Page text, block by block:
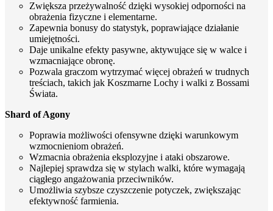
Zwiększa przeżywalność dzięki wysokiej odporności na
obrażenia fizyczne i elementarne.
Zapewnia bonusy do statystyk, poprawiające działanie
umiejętności.
Daje unikalne efekty pasywne, aktywujące się w walce i
wzmacniające obronę.
Pozwala graczom wytrzymać więcej obrażeń w trudnych
treściach, takich jak Koszmarne Lochy i walki z Bossami
Świata.
Shard of Agony
Poprawia możliwości ofensywne dzięki warunkowym
wzmocnieniom obrażeń.
Wzmacnia obrażenia eksplozyjne i ataki obszarowe.
Najlepiej sprawdza się w stylach walki, które wymagają
ciągłego angażowania przeciwników.
Umożliwia szybsze czyszczenie potyczek, zwiększając
efektywność farmienia.